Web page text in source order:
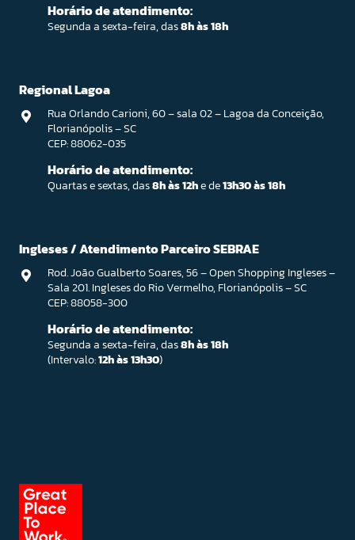
Horário de atendimento:
Segunda a sexta-feira, das8h às 18h
Regional Lagoa
Rua Orlando Carioni, 60 – sala 02 – Lagoa da Conceição,
Florianópolis – SC
CEP: 88062-035
Horário de atendimento:
Quartas e sextas, das8h às 12he de13h30 às 18h
Ingleses / Atendimento Parceiro SEBRAE
Rod. João Gualberto Soares, 56 – Open Shopping Ingleses –
Sala 201. Ingleses do Rio Vermelho, Florianópolis – SC
CEP: 88058-300
Horário de atendimento:
Segunda a sexta-feira, das8h às 18h
(Intervalo:12h às 13h30)